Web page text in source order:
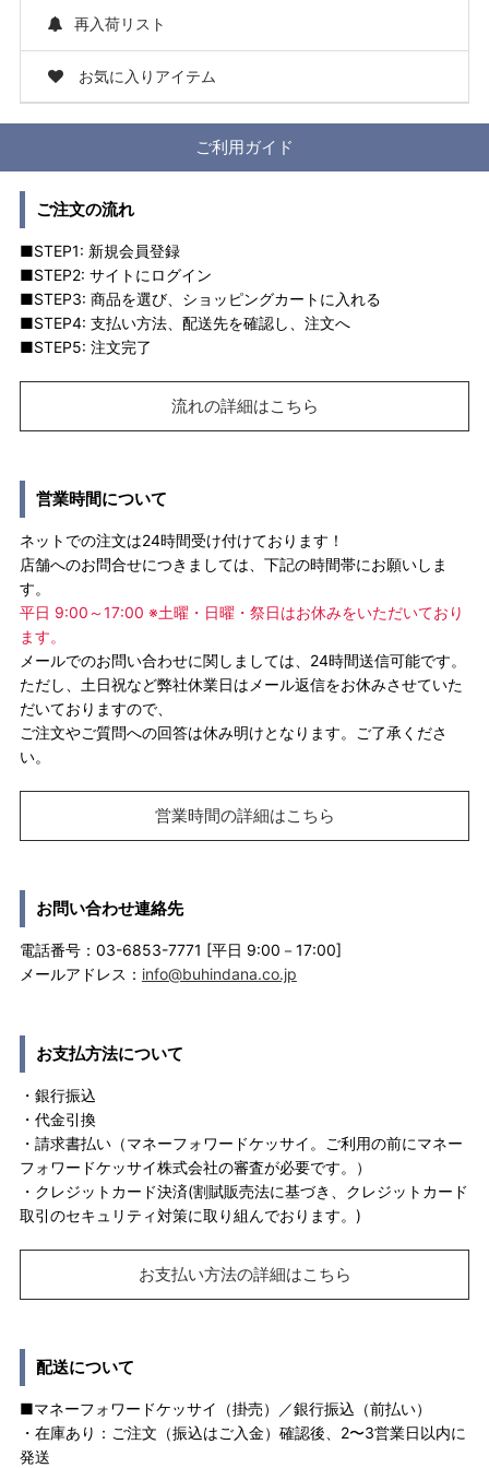
再入荷リスト
お気に入りアイテム
ご利用ガイド
ご注文の流れ
■STEP1: 新規会員登録
■STEP2: サイトにログイン
■STEP3: 商品を選び、ショッピングカートに入れる
■STEP4: 支払い方法、配送先を確認し、注文へ
■STEP5: 注文完了
流れの詳細はこちら
営業時間について
ネットでの注文は24時間受け付けております！
店舗へのお問合せにつきましては、下記の時間帯にお願いしま
す。
平日 9:00～17:00 ※土曜・日曜・祭日はお休みをいただいており
ます。
メールでのお問い合わせに関しましては、24時間送信可能です。
ただし、土日祝など弊社休業日はメール返信をお休みさせていた
だいておりますので、
ご注文やご質問への回答は休み明けとなります。ご了承くださ
い。
営業時間の詳細はこちら
お問い合わせ連絡先
電話番号：03-6853-7771 [平日 9:00－17:00]
メールアドレス： info@buhindana.co.jp
お支払方法について
・銀行振込
・代金引換
・請求書払い（マネーフォワードケッサイ。ご利用の前にマネー
フォワードケッサイ株式会社の審査が必要です。）
・クレジットカード決済(割賦販売法に基づき、クレジットカード
取引のセキュリティ対策に取り組んでおります。)
お支払い方法の詳細はこちら
配送について
■マネーフォワードケッサイ（掛売）／銀行振込（前払い）
・在庫あり：ご注文（振込はご入金）確認後、2〜3営業日以内に
発送